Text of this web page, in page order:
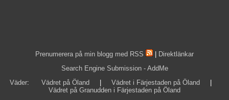
Prenumerera på min blogg med RSS
Direktlänkar
Search Engine Submission - AddMe
Väder: Vädret på Öland Vädret i Färjestaden på Öland
Vädret på Granudden i Färjestaden på Öland